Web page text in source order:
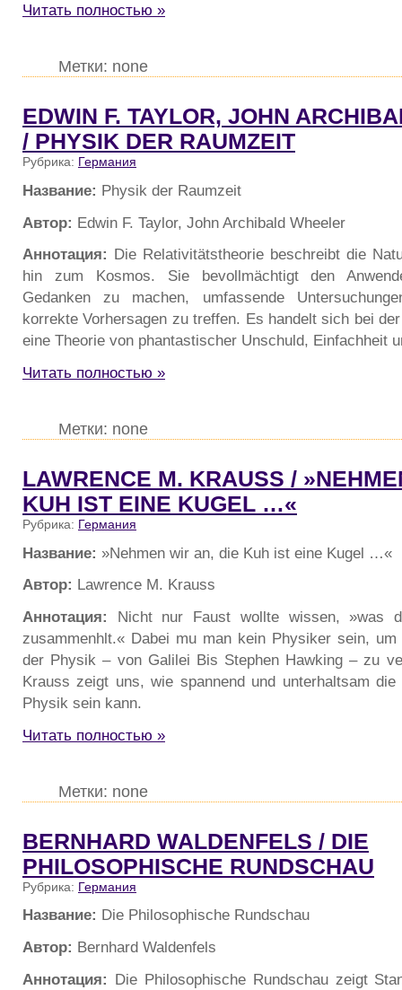
Читать полностью »
Метки: none
EDWIN F. TAYLOR, JOHN
/ PHYSIK DER RAUMZEIT
Рубрика: Германия
Название: Physik der Raumzeit
Автор: Edwin F. Taylor, John Archibald Wheeler
Аннотация: Die Relativitätstheorie beschreibt die
hin zum Kosmos. Sie bevollmächtigt den
Gedanken zu machen, umfassende
korrekte Vorhersagen zu treffen. Es handelt sich bei
eine Theorie von phantastischer Unschuld, Einfachheit
Читать полностью »
Метки: none
LAWRENCE M. KRAUSS /
KUH IST EINE KUGEL …«
Рубрика: Германия
Название: »Nehmen wir an, die Kuh ist eine Kugel …«
Автор: Lawrence M. Krauss
Аннотация: Nicht nur Faust wollte wissen, »was
zusammenhlt.« Dabei mu man kein Physiker sein,
der Physik – von Galilei Bis Stephen Hawking – zu
Krauss zeigt uns, wie spannend und unterhaltsam
Physik sein kann.
Читать полностью »
Метки: none
BERNHARD WALDENFELS / DIE
PHILOSOPHISCHE RUNDSCHAU
Рубрика: Германия
Название: Die Philosophische Rundschau
Автор: Bernhard Waldenfels
Аннотация: Die Philosophische Rundschau zeigt